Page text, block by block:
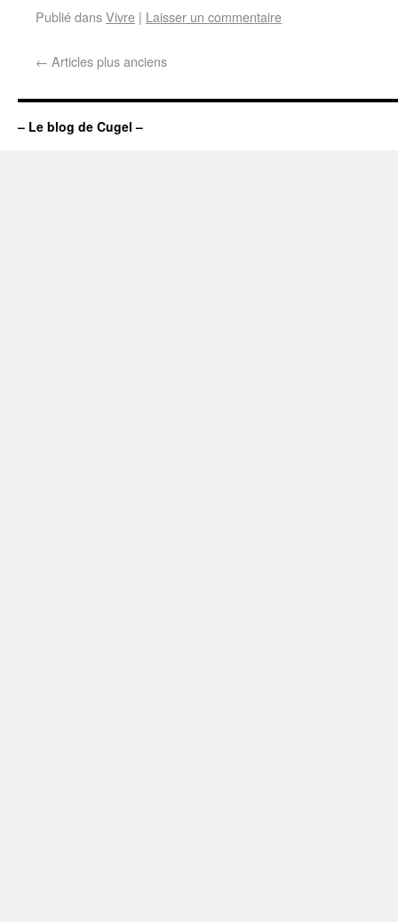
Publié dansVivre | Laisser un commentaire
← Articles plus anciens
– Le blog de Cugel –